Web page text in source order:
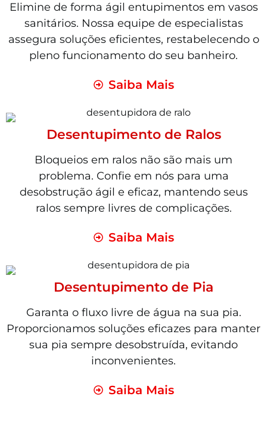
Elimine de forma ágil entupimentos em vasos
sanitários. Nossa equipe de especialistas
assegura soluções eficientes, restabelecendo o
pleno funcionamento do seu banheiro.
Saiba Mais
Desentupimento de Ralos
Bloqueios em ralos não são mais um
problema. Confie em nós para uma
desobstrução ágil e eficaz, mantendo seus
ralos sempre livres de complicações.
Saiba Mais
Desentupimento de Pia
Garanta o fluxo livre de água na sua pia.
Proporcionamos soluções eficazes para manter
sua pia sempre desobstruída, evitando
inconvenientes.
Saiba Mais